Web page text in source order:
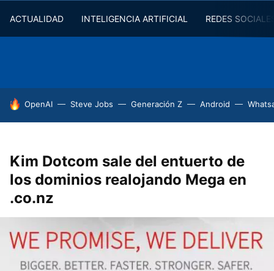
ACTUALIDAD INTELIGENCIA ARTIFICIAL REDES
HOY SE HABLA DE
OpenAI Steve Jobs Generación Z Android
Kim Dotcom sale del entuerto de
los dominios realojando Mega en
.co.nz